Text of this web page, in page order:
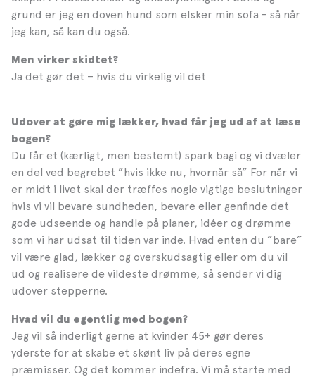
grund er jeg en doven hund som elsker min sofa - så når
jeg kan, så kan du også.
Men virker skidtet?
Ja det gør det – hvis du virkelig vil det
Udover at gøre mig lækker, hvad får jeg ud af at læse
bogen?
Du får et (kærligt, men bestemt) spark bagi og vi dvæler
en del ved begrebet ”hvis ikke nu, hvornår så” For når vi
er midt i livet skal der træffes nogle vigtige beslutninger
hvis vi vil bevare sundheden, bevare eller genfinde det
gode udseende og handle på planer, idéer og drømme
som vi har udsat til tiden var inde. Hvad enten du ”bare”
vil være glad, lækker og overskudsagtig eller om du vil
ud og realisere de vildeste drømme, så sender vi dig
udover stepperne.
Hvad vil du egentlig med bogen?
Jeg vil så inderligt gerne at kvinder 45+ gør deres
yderste for at skabe et skønt liv på deres egne
præmisser. Og det kommer indefra. Vi må starte med